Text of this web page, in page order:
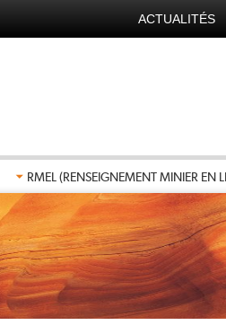
ACTUALITÉS
RMEL (RENSEIGNEMENT MINIER EN